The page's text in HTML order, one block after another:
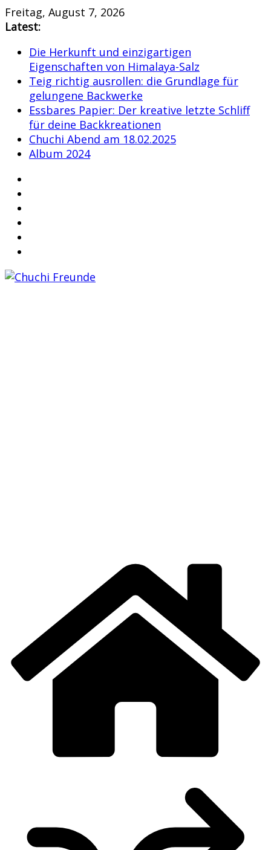
Skip
to
Freitag, August 7, 2026
Latest:
Die Herkunft und einzigartigen
Eigenschaften von Himalaya-Salz
Teig richtig ausrollen: die Grundlage für
gelungene Backwerke
Essbares Papier: Der kreative letzte Schliff
für deine Backkreationen
Chuchi Abend am 18.02.2025
Album 2024